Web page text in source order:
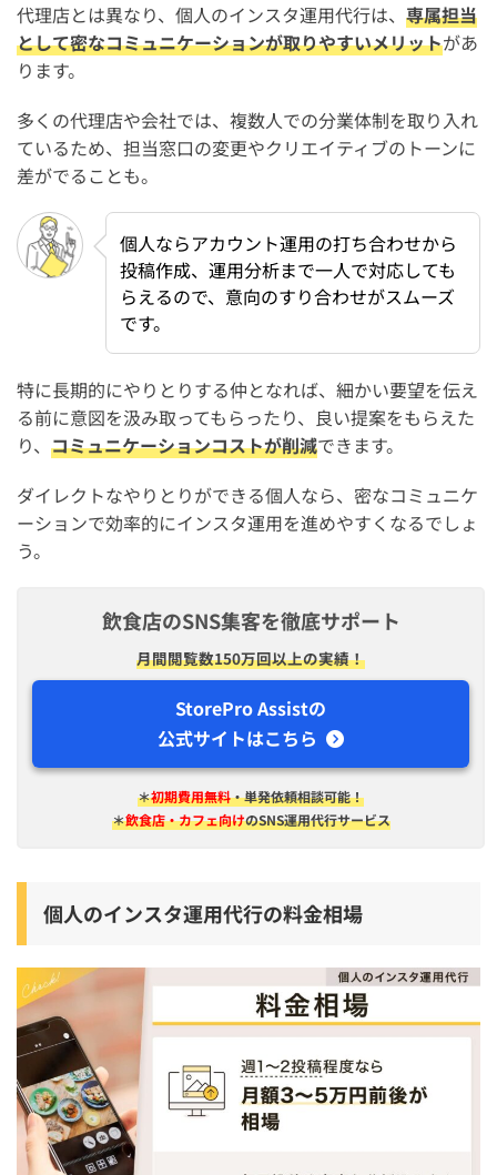
代理店とは異なり、個人のインスタ運用代行は、 専属担当
として密なコミュニケーションが取りやすいメリットがあ
ります。
多くの代理店や会社では、複数人での分業体制を取り入れ
ているため、担当窓口の変更やクリエイティブのトーンに
差がでることも。
個人ならアカウント運用の打ち合わせから
投稿作成、運用分析まで一人で対応しても
らえるので、意向のすり合わせがスムーズ
です。
特に長期的にやりとりする仲となれば、細かい要望を伝え
る前に意図を汲み取ってもらったり、良い提案をもらえた
り、 コミュニケーションコストが削減できます。
ダイレクトなやりとりができる個人なら、密なコミュニケ
ーションで効率的にインスタ運用を進めやすくなるでしょ
う。
飲食店のSNS集客を徹底サポート
月間閲覧数150万回以上の実績！
StorePro Assistの
公式サイトはこちら
＊初期費用無料・単発依頼相談可能！
＊飲食店・カフェ向けのSNS運用代行サービス
個人のインスタ運用代行の料金相場